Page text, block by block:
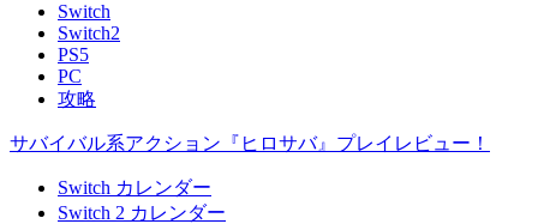
Switch
Switch2
PS5
PC
攻略
サバイバル系アクション『ヒロサバ』プレイレビュー！
Switch カレンダー
Switch 2 カレンダー